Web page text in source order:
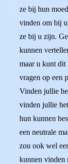
ze bij hun
vinden om bij
ze bij u zijn.
kunnen
maar u kunt
vragen op een
Vinden jullie
vinden jullie
hun kunnen
een neutrale
zou ook wel
kunnen vinden